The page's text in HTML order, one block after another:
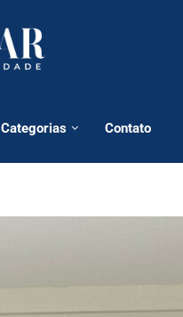
Categorias Contato